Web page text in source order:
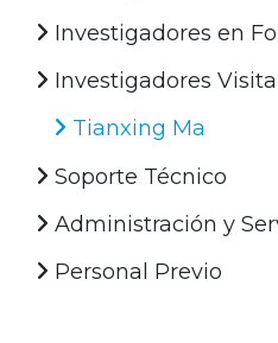
Investigadores en
Investigadores
Tianxing Ma
Soporte Técnico
Administración y
Personal Previo